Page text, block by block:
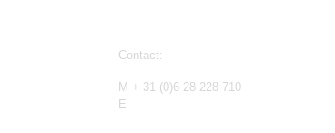
Contact:
M + 31 (0)6 28 228 710
E